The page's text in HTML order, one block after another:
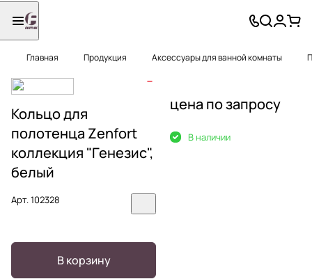
Главная Продукция Аксессуары для ванной комнаты
Кольцо для
полотенца Zenfort
коллекция "Генезис",
белый
Арт.102328
В корзину
цена по запросу
В наличии